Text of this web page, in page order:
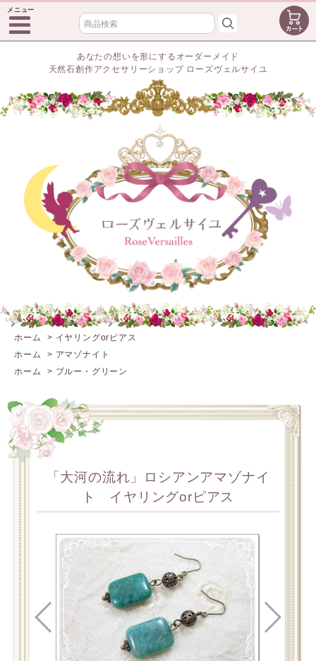
メニュー
あなたの想いを形にするオーダーメイド
天然石創作アクセサリーショップ ローズヴェルサイユ
ホーム > イヤリングorピアス
ホーム
> アマゾナイト
ホーム
> ブルー・グリーン
「大河の流れ」ロシアンアマゾナイ
ト イヤリングorピアス